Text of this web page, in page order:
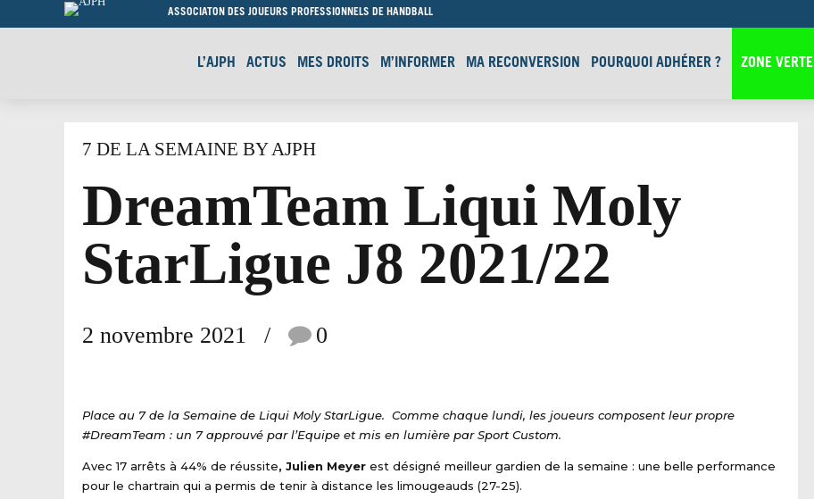
ASSOCIATON DES JOUEURS PROFESSIONNELS DE HANDBALL
L’AJPH ACTUS MES DROITS M’INFORMER MA RECONVERSION POURQUOI ADHÉRER ? ZONE VERTE
7 DE LA SEMAINE BY AJPH
DreamTeam Liqui Moly
StarLigue J8 2021/22
2 novembre 2021 0
Place au 7 de la Semaine de Liqui Moly StarLigue. Comme chaque lundi, les joueurs composent leur propre
#DreamTeam : un 7 approuvé par l’Equipe et mis en lumière par Sport Custom.
Avec 17 arrêts à 44% de réussite, Julien Meyer est désigné meilleur gardien de la semaine : une belle performance
pour le chartrain qui a permis de tenir à distance les limougeauds (27-25).